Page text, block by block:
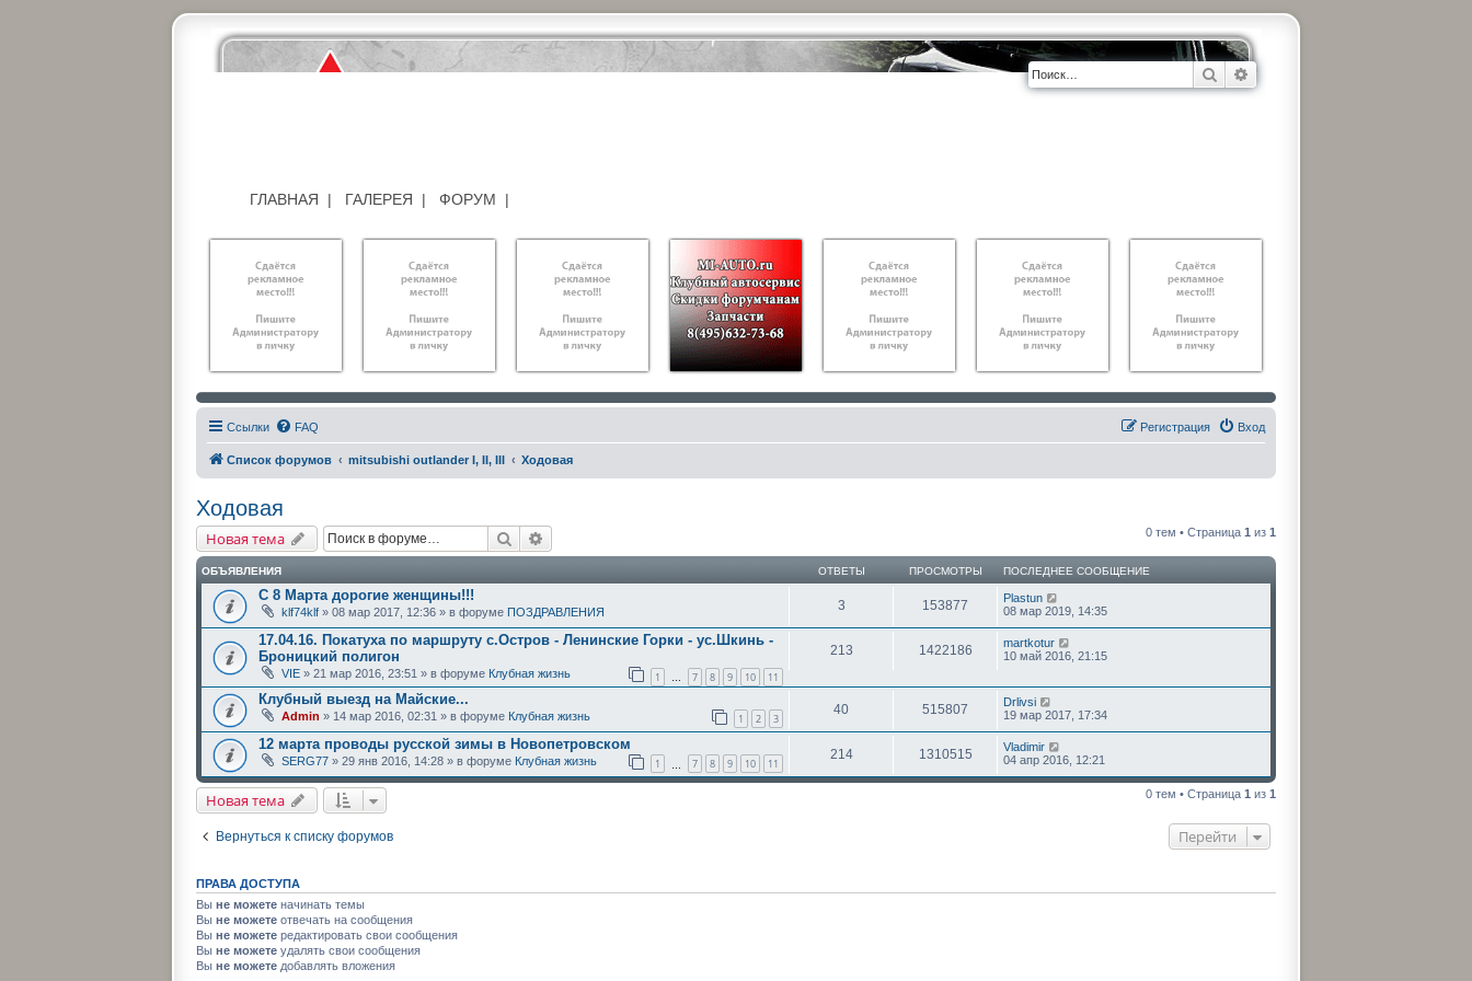
ГЛАВНАЯ | ГАЛЕРЕЯ | ФОРУМ |
Поиск
Ссылки FAQ Вход
Регистрация
Список форумов mitsubishi outlander I, II, III Ходовая
Ходовая
Новая тема Поиск 0 тем • Страница 1 из 1
ОБЪЯВЛЕНИЯ ОТВЕТЫ ПРОСМОТРЫ ПОСЛЕДНЕЕ СООБЩЕНИЕ
С 8 Марта дорогие женщины!!!
klf74klf » 08 мар 2017, 12:36 » в форуме ПОЗДРАВЛЕНИЯ 3 153877
Plastun
08 мар 2019, 14:35
17.04.16. Покатуха по маршруту с.Остров - Ленинские Горки - ус.Шкинь -
Броницкий полигон
VIE » 21 мар 2016, 23:51 » в форуме Клубная жизнь 1 … 7 8 9 10 11
213 1422186
martkotur
10 май 2016, 21:15
Клубный выезд на Майские...
Admin » 14 мар 2016, 02:31 » в форуме Клубная жизнь 1 2 3
40 515807
Drlivsi
19 мар 2017, 17:34
12 марта проводы русской зимы в Новопетровском
SERG77 » 29 янв 2016, 14:28 » в форуме Клубная жизнь 1 7 8 9 10 11
214 1310515
Vladimir
04 апр 2016, 12:21
Новая тема 0 тем • Страница 1 из 1
Вернуться к списку форумов Перейти
ПРАВА ДОСТУПА
Вы не можете начинать темы
Вы не можете отвечать на сообщения
Вы не можете редактировать свои сообщения
Вы не можете удалять свои сообщения
Вы не можете добавлять вложения